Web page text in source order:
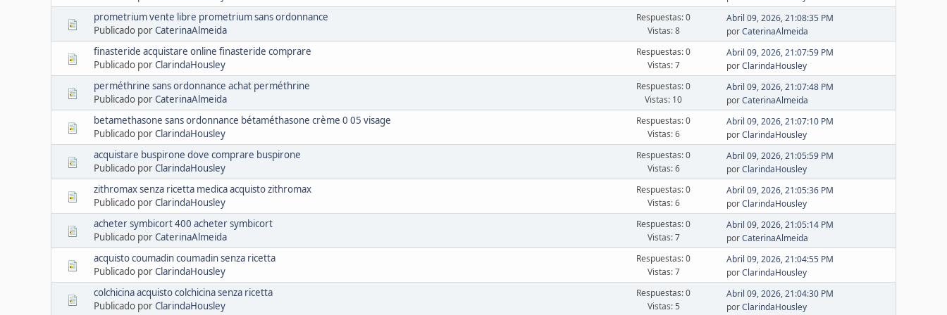
prometrium vente libre prometrium sans ordonnance
Publicado porCaterinaAlmeida
Respuestas: 0
Vistas: 8
Abril 09, 2026, 21:08:35 PM
porCaterinaAlmeida
finasteride acquistare online finasteride comprare
Publicado porClarindaHousley
Respuestas: 0
Vistas: 7
Abril 09, 2026, 21:07:59 PM
porClarindaHousley
perméthrine sans ordonnance achat perméthrine
Publicado porCaterinaAlmeida
Respuestas: 0
Vistas: 10
Abril 09, 2026, 21:07:48 PM
porCaterinaAlmeida
betamethasone sans ordonnance bétaméthasone crème 0 05 visage
Publicado porClarindaHousley
Respuestas: 0
Vistas: 6
Abril 09, 2026, 21:07:10 PM
porClarindaHousley
acquistare buspirone dove comprare buspirone
Publicado porClarindaHousley
Respuestas: 0
Vistas: 6
Abril 09, 2026, 21:05:59 PM
porClarindaHousley
zithromax senza ricetta medica acquisto zithromax
Publicado porClarindaHousley
Respuestas: 0
Vistas: 6
Abril 09, 2026, 21:05:36 PM
porClarindaHousley
acheter symbicort 400 acheter symbicort
Publicado porCaterinaAlmeida
Respuestas: 0
Vistas: 7
Abril 09, 2026, 21:05:14 PM
porCaterinaAlmeida
acquisto coumadin coumadin senza ricetta
Publicado porClarindaHousley
Respuestas: 0
Vistas: 7
Abril 09, 2026, 21:04:55 PM
porClarindaHousley
colchicina acquisto colchicina senza ricetta
Publicado porClarindaHousley
Respuestas: 0
Vistas: 5
Abril 09, 2026, 21:04:30 PM
porClarindaHousley